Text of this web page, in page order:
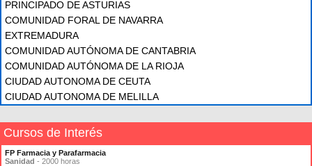
PRINCIPADO DE ASTURIAS
COMUNIDAD FORAL DE NAVARRA
EXTREMADURA
COMUNIDAD AUTÓNOMA DE CANTABRIA
COMUNIDAD AUTÓNOMA DE LA RIOJA
CIUDAD AUTONOMA DE CEUTA
CIUDAD AUTONOMA DE MELILLA
Cursos de Interés
FP Farmacia y Parafarmacia
Sanidad - 2000 horas